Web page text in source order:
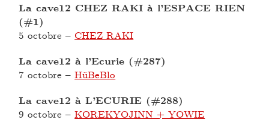
La cave12 CHEZ RAKI à l’ESPACE RIEN
(#1)
5 octobre – CHEZ RAKI
La cave12 à l’Ecurie (#287)
7 octobre –HüBeBlo
La cave12 à L’ECURIE (#288)
9 octobre –KOREKYOJINN + YOWIE